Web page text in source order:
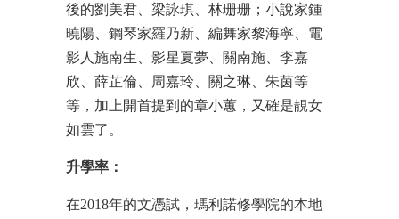
後的劉美君、梁詠琪、林珊珊；小說家鍾
曉陽、鋼琴家羅乃新、編舞家黎海寧、電
影人施南生、影星夏夢、關南施、李嘉
欣、薛芷倫、周嘉玲、關之琳、朱茵等
等，加上開首提到的章小蕙，又確是靚女
如雲了。
升學率：
在2018年的文憑試，瑪利諾修學院的本地